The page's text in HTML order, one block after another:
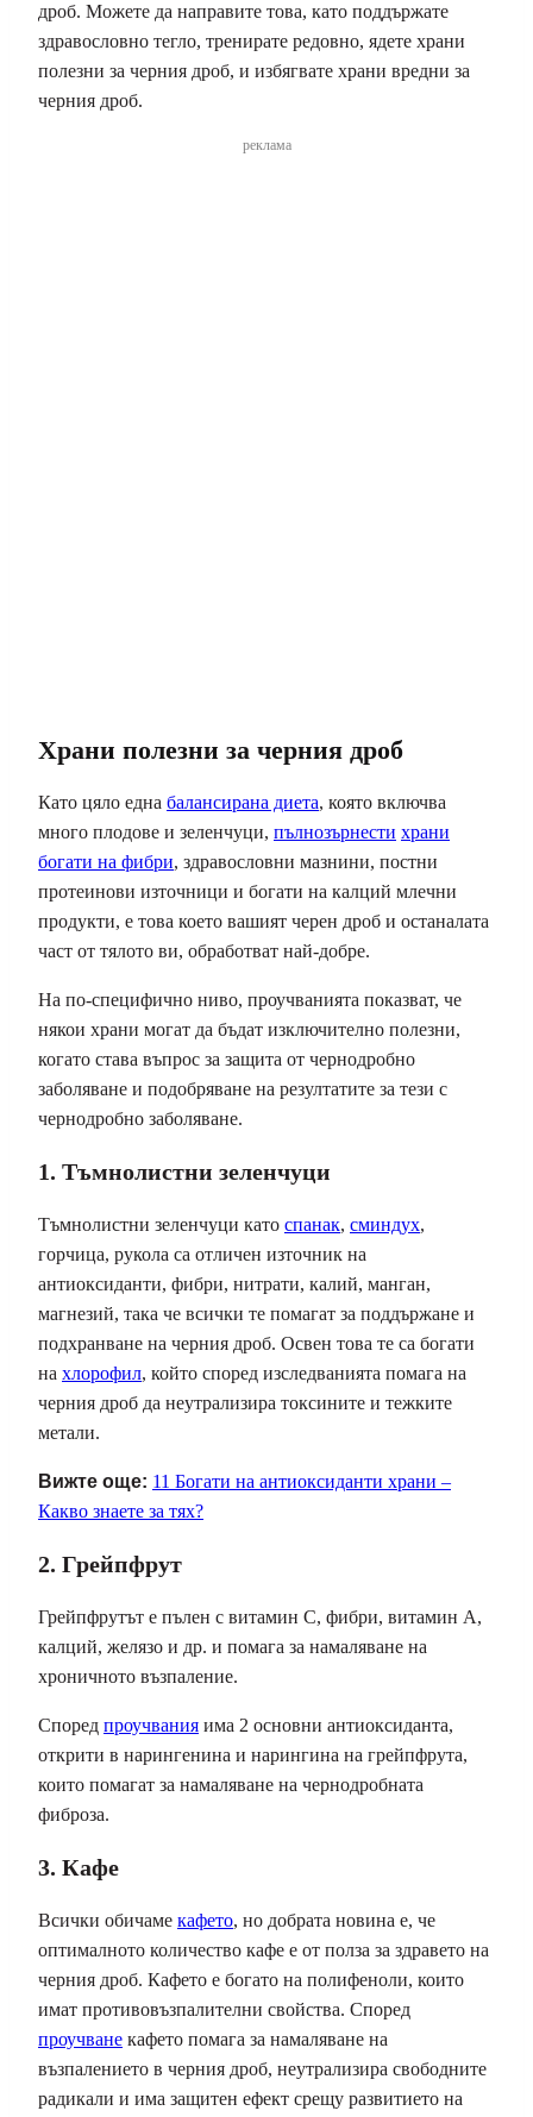
дроб. Можете да направите това, като поддържате
здравословно тегло, тренирате редовно, ядете храни
полезни за черния дроб, и избягвате храни вредни за
черния дроб.
реклама
Храни полезни за черния дроб
Като цяло една балансирана диета, която включва
много плодове и зеленчуци, пълнозърнести храни
богати на фибри, здравословни мазнини, постни
протеинови източници и богати на калций млечни
продукти, е това което вашият черен дроб и останалата
част от тялото ви, обработват най-добре.
На по-специфично ниво, проучванията показват, че
някои храни могат да бъдат изключително полезни,
когато става въпрос за защита от чернодробно
заболяване и подобряване на резултатите за тези с
чернодробно заболяване.
1. Тъмнолистни зеленчуци
Тъмнолистни зеленчуци като спанак, сминдух,
горчица, рукола са отличен източник на
антиоксиданти, фибри, нитрати, калий, манган,
магнезий, така че всички те помагат за поддържане и
подхранване на черния дроб. Освен това те са богати
на хлорофил, който според изследванията помага на
черния дроб да неутрализира токсините и тежките
метали.
Вижте още: 11 Богати на антиоксиданти храни –
Какво знаете за тях?
2. Грейпфрут
Грейпфрутът е пълен с витамин С, фибри, витамин А,
калций, желязо и др. и помага за намаляване на
хроничното възпаление.
Според проучвания има 2 основни антиоксиданта,
открити в нарингенина и нарингина на грейпфрута,
които помагат за намаляване на чернодробната
фиброза.
3. Кафе
Всички обичаме кафето, но добрата новина е, че
оптималното количество кафе е от полза за здравето на
черния дроб. Кафето е богато на полифеноли, които
имат противовъзпалителни свойства. Според
проучване кафето помага за намаляване на
възпалението в черния дроб, неутрализира свободните
радикали и има защитен ефект срещу развитието на